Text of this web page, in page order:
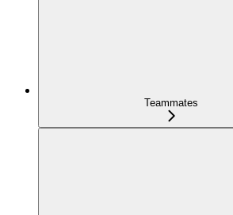
Teammates